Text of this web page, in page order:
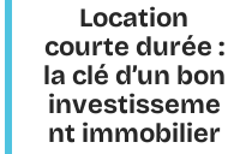
Location
courte durée :
la clé d’un bon
investisseme
nt immobilier